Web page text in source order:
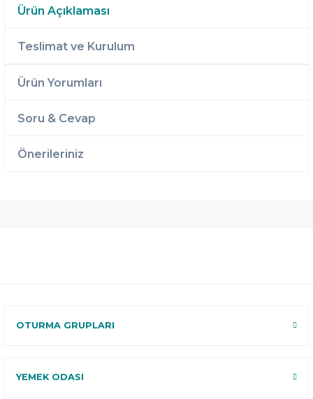
Ürün Açıklaması
Teslimat ve Kurulum
Ürün Yorumları
Soru & Cevap
Önerileriniz
OTURMA GRUPLARI
YEMEK ODASI